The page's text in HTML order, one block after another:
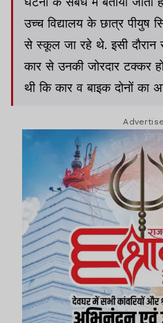
उच्‍च विद्यालय के छात्र पीयुष
से स्‍कूल जा रहे थे. इसी
कार से उनकी जोरदार टक्‍कर
थी कि कार व बाइक दोनों का